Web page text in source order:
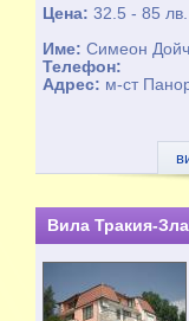
Цена:32.5 - 85
Име:Симеон
Телефон:
Адрес: м-ст
Вила Тракия-